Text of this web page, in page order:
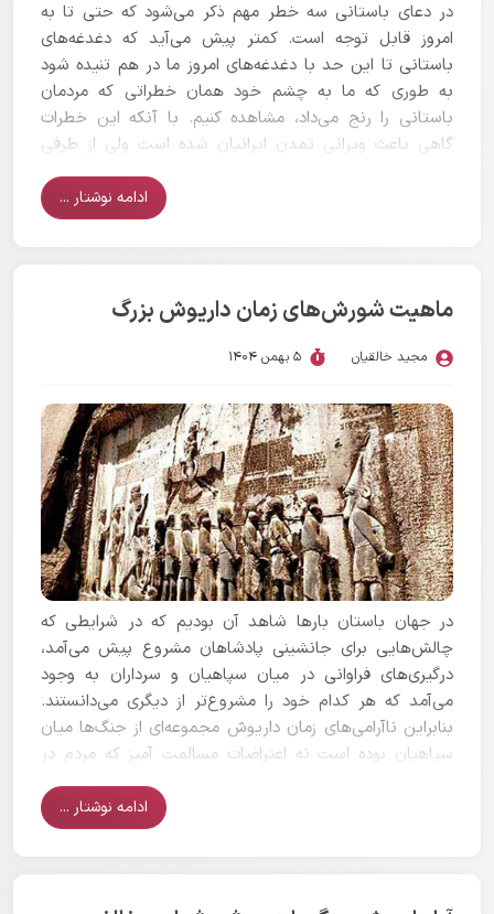
در دعای باستانی سه خطر مهم ذکر می‌شود که حتی تا به
امروز قابل توجه است. کمتر پیش می‌آید که دغدغه‌های
باستانی تا این حد با دغدغه‌های امروز ما در هم تنیده شود
به طوری که ما به چشم خود همان خطراتی که مردمان
باستانی را رنج می‌داد، مشاهده کنیم. با آنکه این خطرات
گاهی باعث ویرانی تمدن ایرانیان شده است ولی از طرفی
هراس از همین خطرات، باعث می‌شده است که مردمان ایرانی
ادامه نوشتار ...
ماهیت شورش‌های زمان داریوش بزرگ
مجید خالقیان 5 بهمن 1404
در جهان باستان بارها شاهد آن بودیم که در شرایطی که
چالش‌هایی برای جانشینی پادشاهان مشروع پیش می‌آمد،
درگیری‌های فراوانی در میان سپاهیان و سرداران به وجود
می‌آمد که هر کدام خود را مشروع‌تر از دیگری می‌دانستند.
بنابراین ناآرامی‌های زمان داریوش مجموعه‌ای از جنگ‌ها میان
سپاهیان بوده است نه اعتراضات مسالمت آمیز که مردم در
ادامه نوشتار ...